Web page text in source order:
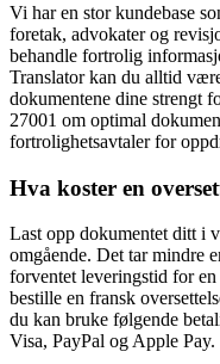
Vi har en stor kundebase
foretak, advokater og
behandle fortrolig
Translator kan du alltid
dokumentene dine strengt
27001 om optimal
fortrolighetsavtaler for
Hva koster en
Last opp dokumentet ditt i
omgående. Det tar mindre
forventet leveringstid for
bestille en fransk
du kan bruke følgende
Visa, PayPal og Apple Pay.